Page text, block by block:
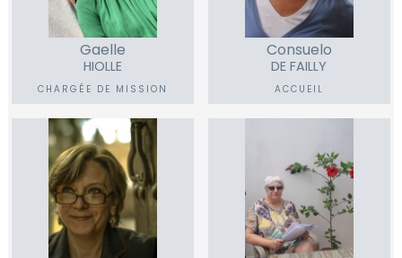
Gaelle
HIOLLE
CHARGÉE DE MISSION
Consuelo
DE FAILLY
ACCUEIL